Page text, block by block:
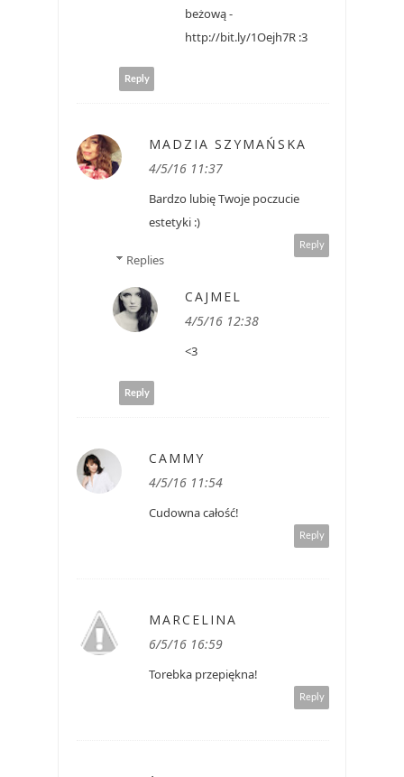
beżową -
http://bit.ly/1Oejh7R :3
Reply
MADZIA SZYMAŃSKA
4/5/16 11:37
Bardzo lubię Twoje poczucie
estetyki :)
Reply
Replies
CAJMEL
4/5/16 12:38
<3
Reply
CAMMY
4/5/16 11:54
Cudowna całość!
Reply
MARCELINA
6/5/16 16:59
Torebka przepiękna!
Reply